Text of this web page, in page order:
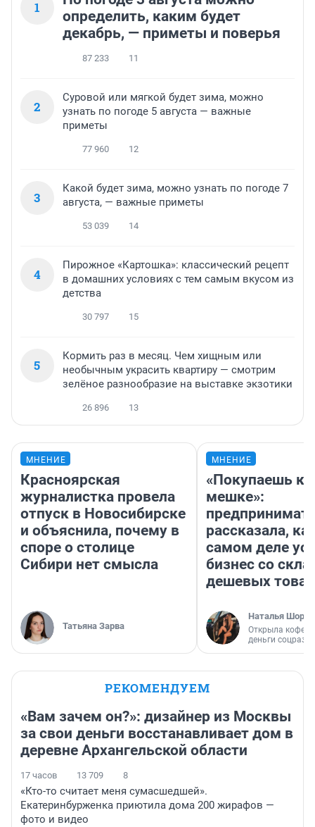
1
определить, каким будет
декабрь, — приметы и поверья
87 233 11
2
Суровой или мягкой будет зима, можно
узнать по погоде 5 августа — важные
приметы
77 960 12
3
Какой будет зима, можно узнать по погоде 7
августа, — важные приметы
53 039 14
4
Пирожное «Картошка»: классический рецепт
в домашних условиях с тем самым вкусом из
детства
30 797 15
5
Кормить раз в месяц. Чем хищным или
необычным украсить квартиру — смотрим
зелёное разнообразие на выставке экзотики
26 896 13
МНЕНИЕ
Красноярская
журналистка провела
отпуск в Новосибирске
и объяснила, почему в
споре о столице
Сибири нет смысла
Татьяна Зарва
МНЕНИЕ
«Покупаешь
мешке»:
рассказала,
самом деле
бизнес со
дешевых
Наталья
Открыла
деньги
РЕКОМЕНДУЕМ
«Вам зачем он?»: дизайнер из Москвы
за свои деньги восстанавливает дом в
деревне Архангельской области
17 часов 13 709 8
«Кто-то считает меня сумасшедшей».
Екатеринбурженка приютила дома 200 жирафов —
фото и видео